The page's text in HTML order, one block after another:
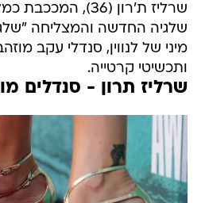
שרליז ת'רון (36),
שלגיה החדשה והמצליחה
מיני של לנווין, סנדלי עקב
ותכשיטי קרטייה.
שרליז תרון - סנדלים